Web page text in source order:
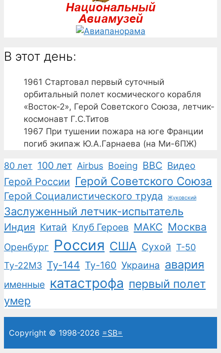
В этот день:
1961 Стартовал первый суточный
орбитальный полет космического корабля
«Восток-2», Герой Советского Союза, летчик-
космонавт Г.С.Титов
1967 При тушении пожара на юге Франции
погиб экипаж Ю.А.Гарнаева (на Ми-6ПЖ)
80 лет 100 лет Airbus Boeing ВВС Видео
Герой России Герой Советского Союза
Герой Социалистического труда Жуковский
Заслуженный летчик-испытатель
Индия Китай Клуб Героев МАКС Москва
Оренбург Россия США Сухой Т-50
Ту-22М3 Ту-144 Ту-160 Украина авария
именные катастрофа первый полет
умер
Copyright © 1998-2026 =SB=